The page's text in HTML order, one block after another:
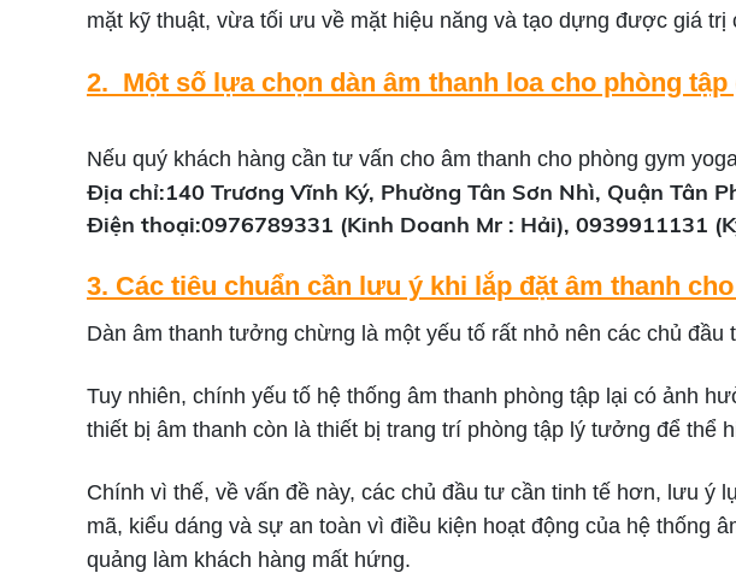
mặt kỹ thuật, vừa tối ưu về mặt hiệu năng và tạo dựng được giá
2. Một số lựa chọn dàn âm thanh loa cho phòng
Nếu quý khách hàng cần tư vấn cho âm thanh cho phòng gym
Địa chỉ:140 Trương Vĩnh Ký, Phường Tân Sơn Nhì, Quận Tân
Điện thoại:0976789331 (Kinh Doanh Mr : Hải), 0939911131
3. Các tiêu chuẩn cần lưu ý khi lắp đặt âm thanh
Dàn âm thanh tưởng chừng là một yếu tố rất nhỏ nên các chủ
Tuy nhiên, chính yếu tố hệ thống âm thanh phòng tập lại có ảnh
thiết bị âm thanh còn là thiết bị trang trí phòng tập lý tưởng để thể
Chính vì thế, về vấn đề này, các chủ đầu tư cần tinh tế hơn, lưu ý
mã, kiểu dáng và sự an toàn vì điều kiện hoạt động của hệ thống
quảng làm khách hàng mất hứng.